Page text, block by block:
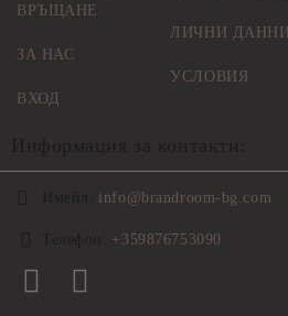
ВРЪЩАНЕ
ЗА НАС
ВХОД
ЛИЧНИ ДАННИ
УСЛОВИЯ
info@brandroom-bg.com
+359876753090